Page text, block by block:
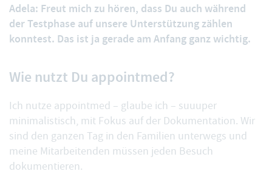
Adela: Freut mich zu hören, dass Du auch während
der Testphase auf unsere Unterstützung zählen
konntest. Das ist ja gerade am Anfang ganz wichtig.
Wie nutzt Du appointmed?
Ich nutze appointmed – glaube ich – suuuper
minimalistisch, mit Fokus auf der Dokumentation. Wir
sind den ganzen Tag in den Familien unterwegs und
meine Mitarbeitenden müssen jeden Besuch
dokumentieren.